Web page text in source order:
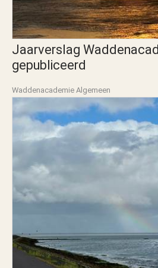
Jaarverslag
gepubliceerd
Waddenacademie Algemeen